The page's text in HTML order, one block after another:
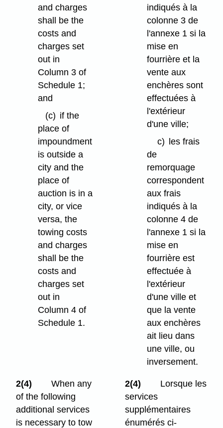
and charges
shall be the
costs and
charges set
out in
Column 3 of
Schedule 1;
and
(c) if the
place of
impoundment
is outside a
city and the
place of
auction is in a
city, or vice
versa, the
towing costs
and charges
shall be the
costs and
charges set
out in
Column 4 of
Schedule 1.
indiqués à la
colonne 3 de
l'annexe 1 si la
mise en
fourrière et la
vente aux
enchères sont
effectuées à
l'extérieur
d'une ville;
c)
les frais
de
remorquage
correspondent
aux frais
indiqués à la
colonne 4 de
l'annexe 1 si la
mise en
fourrière est
effectuée à
l'extérieur
d'une ville et
que la vente
aux enchères
ait lieu dans
une ville, ou
inversement.
2(4)
When any
of the following
additional services
is necessary to tow
2(4)
Lorsque les
services
supplémentaires
énumérés ci-